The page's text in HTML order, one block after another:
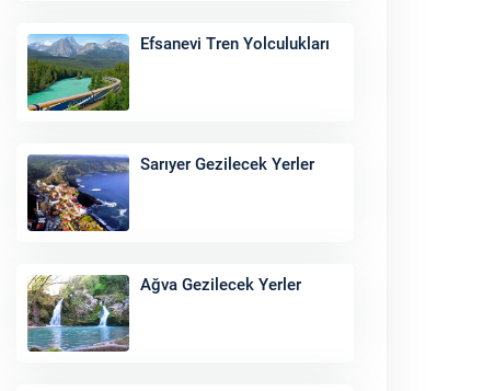
Efsanevi Tren Yolculukları
Sarıyer Gezilecek Yerler
Ağva Gezilecek Yerler